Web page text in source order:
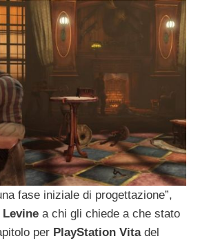
fase iniziale di progettazione”,
Levine a chi gli chiede a che stato
per PlayStation Vitadel